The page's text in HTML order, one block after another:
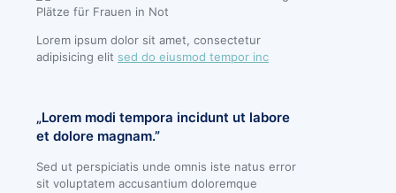
Lorem ipsum dolor sit amet, consectetur
adipisicing elit sed do eiusmod tempor inc
„Lorem modi tempora incidunt ut labore
et dolore magnam.”
Sed ut perspiciatis unde omnis iste natus error
sit voluptatem accusantium doloremque